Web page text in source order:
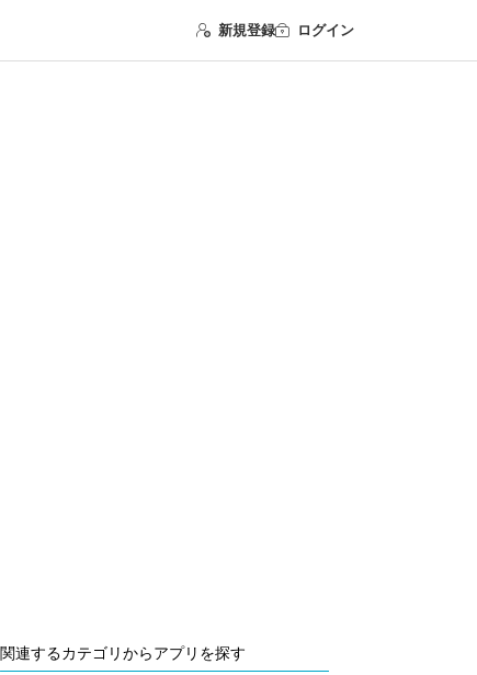
新規登録 ログイン
関連するカテゴリからアプリを探す